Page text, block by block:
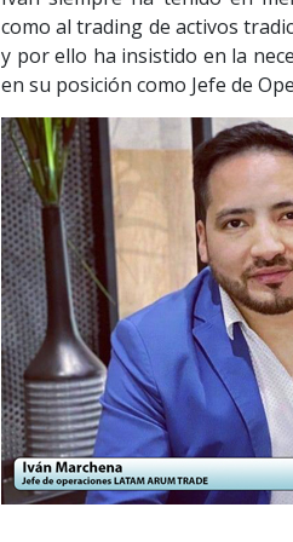
como al trading de activos
y por ello ha insistido en la
en su posición como Jefe de